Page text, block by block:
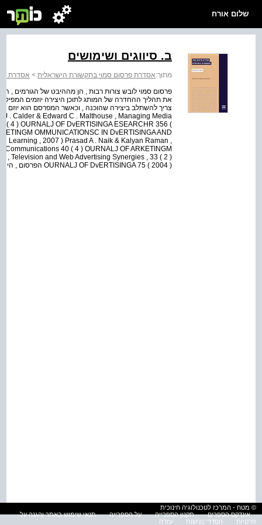
שלום אורח
ב. סיווגים ושימושים
מתוך:אסדרת פרסום סמוי בתקשורת הישראלית > אסדרת
פרסום סמוי לובש צורות רבות , הן מההיבט של הגורמים ,
את תהליך ההחדרה של המותג לתוכן היצירה יוזמים
. Calder & Edward C . Malthouse , Managing Media
4 ) OURNALJ OF DvERTISINGA ESEARCHR 356 (
OMMUNICATIONSC IN DvERTISINGA AND
Learning , 2007 ) Prasad A . Naik & Kalyan Raman ,
40 ( 4 ) OURNALJ OF ARKETINGM
, Television and Web Advertising Synergies , 33 ( 2 )
OURNALJ OF DvERTISINGA 75 ( 2004 ) הפרסום , היצירה מופקת עבור המותג ויש...
© מטח - המרכז לטכנולוגיה חינוכית
אינדקס הספרים
תקנון הספרייה על הספרייה
תנאי שימוש באתר והגנה על
פרטיות
הסדרי נגישות עזרה